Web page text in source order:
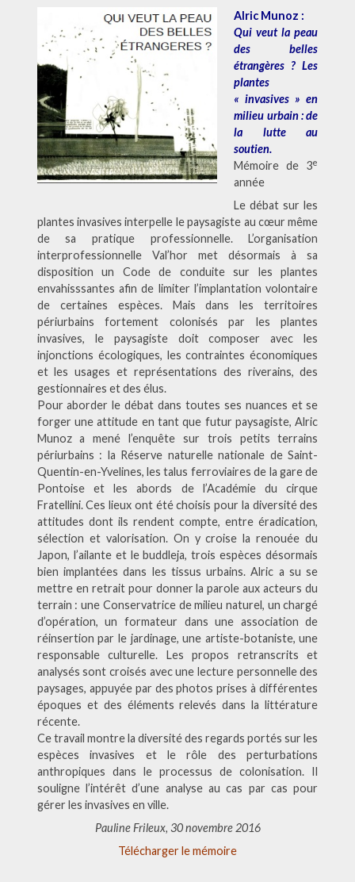
Alric Munoz :
Qui veut la peau
des belles
étrangères ? Les
plantes
« invasives » en
milieu urbain : de
la lutte au
soutien.
Mémoire de 3e
année
Le débat sur les
plantes invasives interpelle le paysagiste au cœur même
de sa pratique professionnelle. L’organisation
interprofessionnelle Val’hor met désormais à sa
disposition un Code de conduite sur les plantes
envahisssantes afin de limiter l’implantation volontaire
de certaines espèces. Mais dans les territoires
périurbains fortement colonisés par les plantes
invasives, le paysagiste doit composer avec les
injonctions écologiques, les contraintes économiques
et les usages et représentations des riverains, des
gestionnaires et des élus.
Pour aborder le débat dans toutes ses nuances et se
forger une attitude en tant que futur paysagiste, Alric
Munoz a mené l’enquête sur trois petits terrains
périurbains : la Réserve naturelle nationale de Saint-
Quentin-en-Yvelines, les talus ferroviaires de la gare de
Pontoise et les abords de l’Académie du cirque
Fratellini. Ces lieux ont été choisis pour la diversité des
attitudes dont ils rendent compte, entre éradication,
sélection et valorisation. On y croise la renouée du
Japon, l’ailante et le buddleja, trois espèces désormais
bien implantées dans les tissus urbains. Alric a su se
mettre en retrait pour donner la parole aux acteurs du
terrain : une Conservatrice de milieu naturel, un chargé
d’opération, un formateur dans une association de
réinsertion par le jardinage, une artiste-botaniste, une
responsable culturelle. Les propos retranscrits et
analysés sont croisés avec une lecture personnelle des
paysages, appuyée par des photos prises à différentes
époques et des éléments relevés dans la littérature
récente.
Ce travail montre la diversité des regards portés sur les
espèces invasives et le rôle des perturbations
anthropiques dans le processus de colonisation. Il
souligne l’intérêt d’une analyse au cas par cas pour
gérer les invasives en ville.
Pauline Frileux, 30 novembre 2016
Télécharger le mémoire